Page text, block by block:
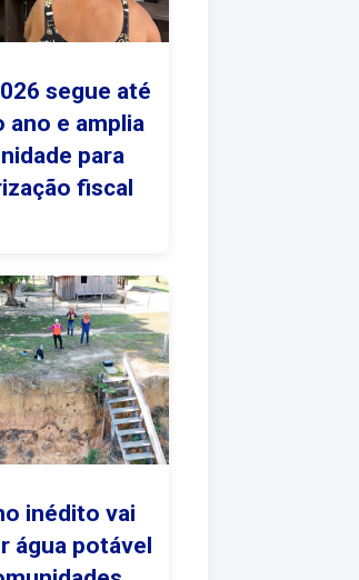
segue até
ano e amplia
para
fiscal
inédito vai
água potável